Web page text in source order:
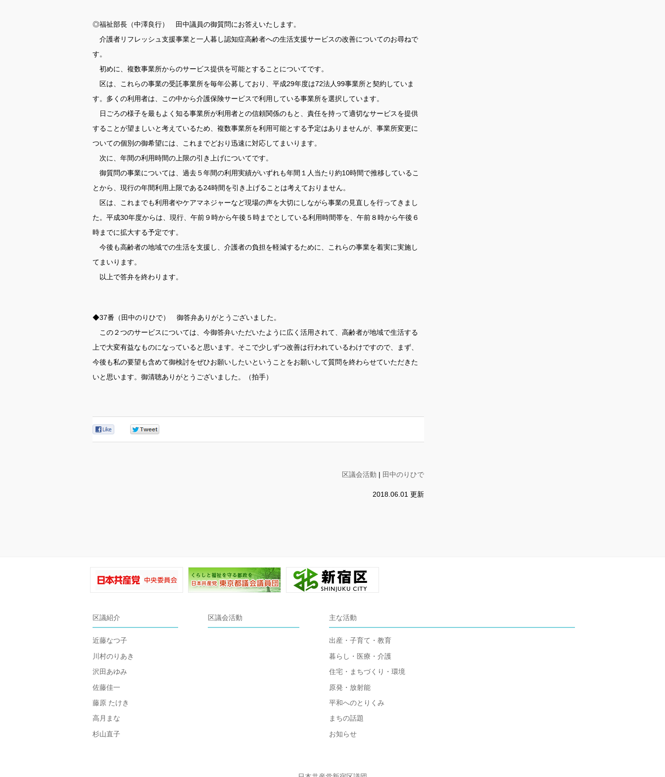
◎福祉部長（中澤良行） 田中議員の御質問にお答えいたします。
介護者リフレッシュ支援事業と一人暮し認知症高齢者への生活支援サービスの改善についてのお尋ねで
す。
初めに、複数事業所からのサービス提供を可能とすることについてです。
区は、これらの事業の受託事業所を毎年公募しており、平成29年度は72法人99事業所と契約していま
す。多くの利用者は、この中から介護保険サービスで利用している事業所を選択しています。
日ごろの様子を最もよく知る事業所が利用者との信頼関係のもと、責任を持って適切なサービスを提供
することが望ましいと考えているため、複数事業所を利用可能とする予定はありませんが、事業所変更に
ついての個別の御希望には、これまでどおり迅速に対応してまいります。
次に、年間の利用時間の上限の引き上げについてです。
御質問の事業については、過去５年間の利用実績がいずれも年間１人当たり約10時間で推移しているこ
とから、現行の年間利用上限である24時間を引き上げることは考えておりません。
区は、これまでも利用者やケアマネジャーなど現場の声を大切にしながら事業の見直しを行ってきまし
た。平成30年度からは、現行、午前９時から午後５時までとしている利用時間帯を、午前８時から午後６
時までに拡大する予定です。
今後も高齢者の地域での生活を支援し、介護者の負担を軽減するために、これらの事業を着実に実施し
てまいります。
以上で答弁を終わります。
◆37番（田中のりひで） 御答弁ありがとうございました。
この２つのサービスについては、今御答弁いただいたように広く活用されて、高齢者が地域で生活する
上で大変有益なものになっていると思います。そこで少しずつ改善は行われているわけですので、まず、
今後も私の要望も含めて御検討をぜひお願いしたいということをお願いして質問を終わらせていただきた
いと思います。御清聴ありがとうございました。（拍手）
区議会活動 | 田中のりひで
2018.06.01 更新
区議紹介
近藤なつ子
川村のりあき
沢田あゆみ
佐藤佳一
藤原 たけき
高月まな
杉山直子
区議会活動 主な活動
出産・子育て・教育
暮らし・医療・介護
住宅・まちづくり・環境
原発・放射能
平和へのとりくみ
まちの話題
お知らせ